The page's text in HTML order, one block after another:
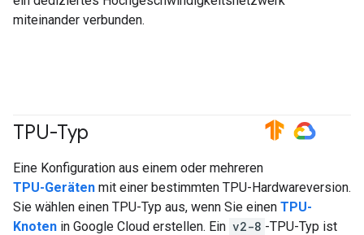
miteinander verbunden.
TPU-Typ #TensorFlow #GoogleCloud
Eine Konfiguration aus einem oder mehreren
TPU-Geräten mit einer bestimmten TPU-Hardwareversion.
Sie wählen einen TPU-Typ aus, wenn Sie einen TPU-
Knoten in Google Cloud erstellen. Ein v2-8 -TPU-Typ ist